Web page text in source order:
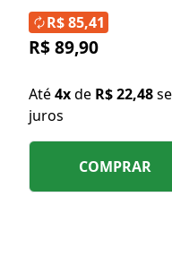
R$ 89,90
Até4xde R$ 22,48
juros
R$ 85,41
COMPRAR